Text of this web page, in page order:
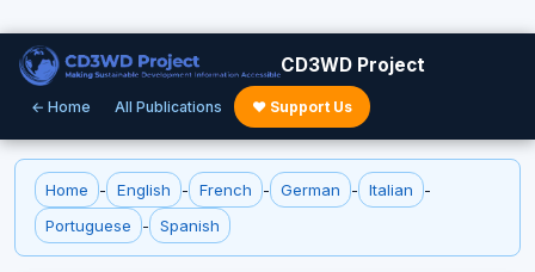
CD3WD Project
← Home All Publications ♥ Support Us
Home - English - French - German - Italian
-
Portuguese
- Spanish